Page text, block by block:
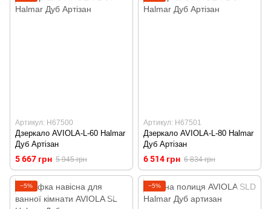
Артикул: H67500
Дзеркало AVIOLA-L-60 Halmar
Дуб Артізан
5 667 грн 5 945 грн
Артикул: H67501
Дзеркало AVIOLA-L-80 Halmar
Дуб Артізан
6 514 грн 6 834 грн
−5% −5%